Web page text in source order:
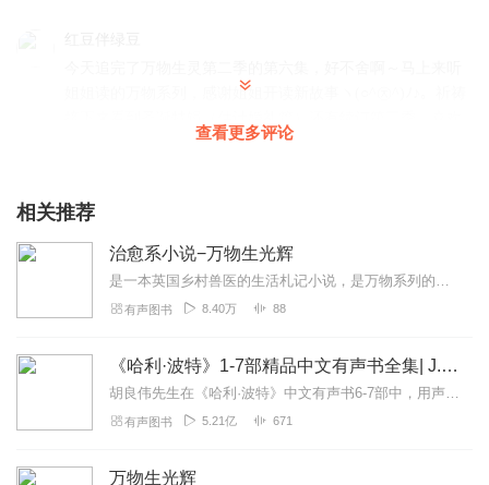
姐姐读的万物系列，感谢姐姐开读新故事ヽ(○^㉨^)ﾉ♪。祈祷
追逐剧中展现约克郡田园风光的长镜头，仿佛下一秒就可以
回复
wavella0
主播的演绎生动活泼又温馨，非常喜欢！不知道下面有没有
事”呀
2022-02-10 3
总是让这最后一部处于暂停播放状态，因为舍不得听完，怕
查看更多评论
相关推荐
治愈系小说−万物生光辉
是一本英国乡村兽医的生活札记小说，是万物系列的第五本。讲述了他出诊时遇到的形形色色的动物，以及周围生动有趣的人。并用细腻深情的笔触写了英国的乡村田园生活。本书字...
有声图书 8.40万 88
《哈利·波特》1-7部精品中文有声书全集| J.K.罗琳原著，光合积木演播
胡良伟先生在《哈利·波特》中文有声书6-7部中，用声音带领着大家继续魔法之旅。为保证作品的一致性，给大家带来完整的魔法体验，我们与版权方PottermoreP...
有声图书 5.21亿 671
万物生光辉